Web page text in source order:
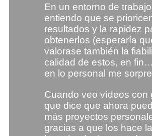
En un entorno de
entiendo que se
resultados y la rapidez
obtenerlos (esperaría
valorase también la
calidad de estos, en
en lo personal me
Cuando veo vídeos con
que dice que ahora
más proyectos
gracias a que los hace